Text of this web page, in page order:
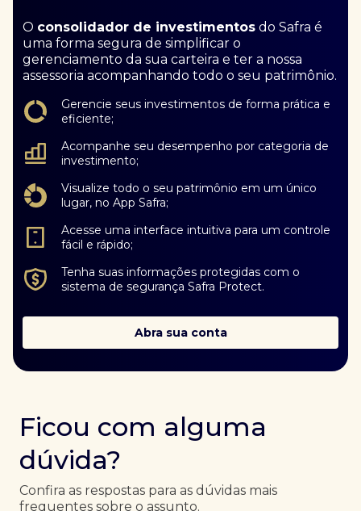
O consolidador de investimentos do Safra é
uma forma segura de simplificar o
gerenciamento da sua carteira e ter a nossa
assessoria acompanhando todo o seu patrimônio.
Gerencie seus investimentos de forma prática e
eficiente;
Acompanhe seu desempenho por categoria de
investimento;
Visualize todo o seu patrimônio em um único
lugar, no App Safra;
Acesse uma interface intuitiva para um controle
fácil e rápido;
Tenha suas informações protegidas com o
sistema de segurança Safra Protect.
Abra sua conta
Ficou com alguma
dúvida?
Confira as respostas para as dúvidas mais
frequentes sobre o assunto.